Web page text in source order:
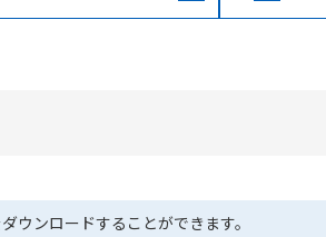
ウンロードすることができます。